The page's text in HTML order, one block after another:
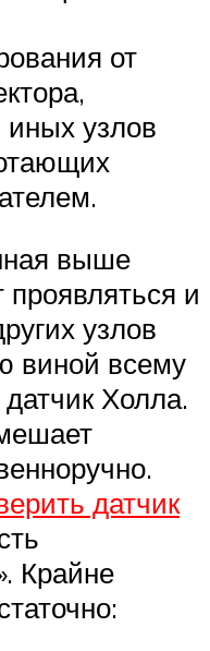
от
узлов
выше
и
узлов
виной всему
Холла.
датчик
Крайне